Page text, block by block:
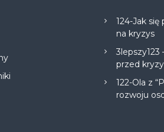
124-Jak
na kryzys
3lepszy123
przed
122-Ola z
rozwoju